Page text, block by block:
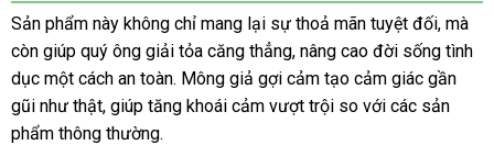
Sản phẩm này không chỉ mang lại sự thoả mãn tuyệt đối, mà
còn giúp quý ông giải tỏa căng thẳng, nâng cao đời sống tình
dục một cách an toàn. Mông giả gợi cảm tạo cảm giác gần
gũi như thật, giúp tăng khoái cảm vượt trội so với các sản
phẩm thông thường.